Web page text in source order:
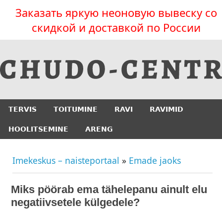
Заказать яркую неоновую вывеску со
скидкой и доставкой по России
TERVIS TOITUMINE RAVI RAVIMID
HOOLITSEMINE ARENG
Imekeskus – naisteportaal » Emade jaoks
Miks pöörab ema tähelepanu ainult elu
negatiivsetele külgedele?